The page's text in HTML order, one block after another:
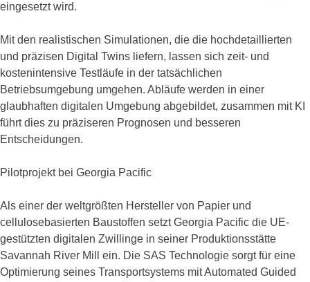
eingesetzt wird.
Mit den realistischen Simulationen, die die hochdetaillierten
und präzisen Digital Twins liefern, lassen sich zeit- und
kostenintensive Testläufe in der tatsächlichen
Betriebsumgebung umgehen. Abläufe werden in einer
glaubhaften digitalen Umgebung abgebildet, zusammen mit KI
führt dies zu präziseren Prognosen und besseren
Entscheidungen.
Pilotprojekt bei Georgia Pacific
Als einer der weltgrößten Hersteller von Papier und
cellulosebasierten Baustoffen setzt Georgia Pacific die UE-
gestützten digitalen Zwillinge in seiner Produktionsstätte
Savannah River Mill ein. Die SAS Technologie sorgt für eine
Optimierung seines Transportsystems mit Automated Guided